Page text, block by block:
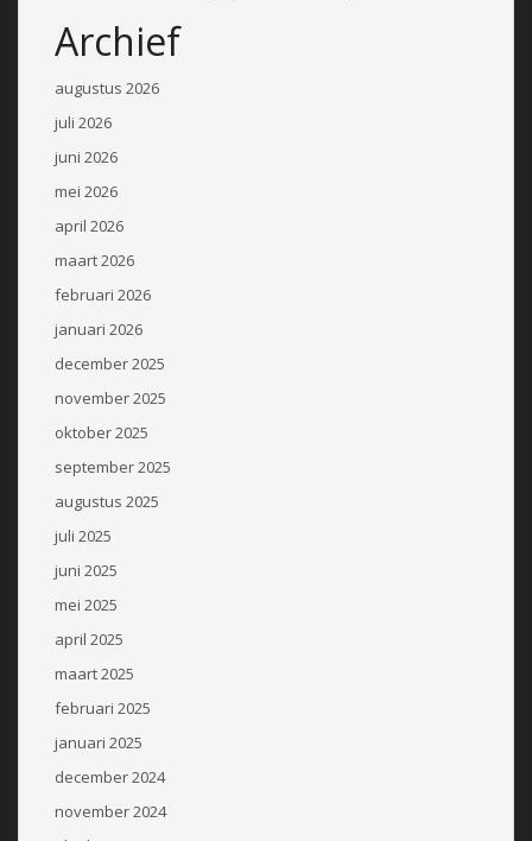
Archief
augustus 2026
juli 2026
juni 2026
mei 2026
april 2026
maart 2026
februari 2026
januari 2026
december 2025
november 2025
oktober 2025
september 2025
augustus 2025
juli 2025
juni 2025
mei 2025
april 2025
maart 2025
februari 2025
januari 2025
december 2024
november 2024